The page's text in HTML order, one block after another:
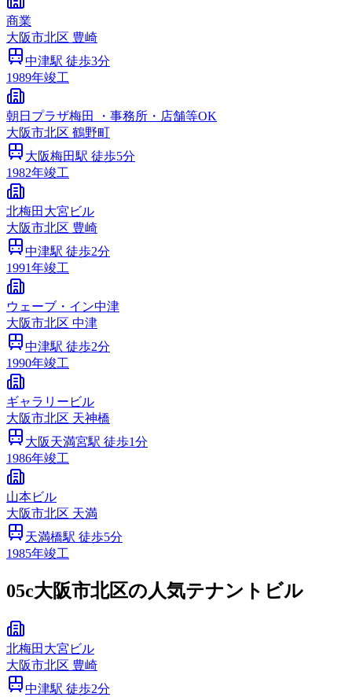
商業
大阪市北区 豊崎
中津駅 徒歩3分
1989年竣工
朝日プラザ梅田 ・事務所・店舗等OK
大阪市北区 鶴野町
大阪梅田駅 徒歩5分
1982年竣工
北梅田大宮ビル
大阪市北区 豊崎
中津駅 徒歩2分
1991年竣工
ウェーブ・イン中津
大阪市北区 中津
中津駅 徒歩2分
1990年竣工
ギャラリービル
大阪市北区 天神橋
大阪天満宮駅 徒歩1分
1986年竣工
山本ビル
大阪市北区 天満
天満橋駅 徒歩5分
1985年竣工
05c大阪市北区の人気テナントビル
北梅田大宮ビル
大阪市北区 豊崎
中津駅 徒歩2分